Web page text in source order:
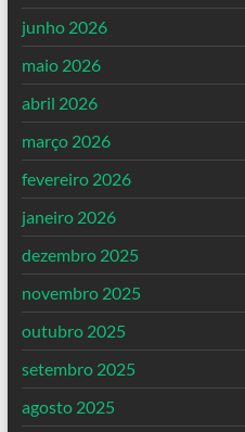
junho 2026
maio 2026
abril 2026
março 2026
fevereiro 2026
janeiro 2026
dezembro 2025
novembro 2025
outubro 2025
setembro 2025
agosto 2025